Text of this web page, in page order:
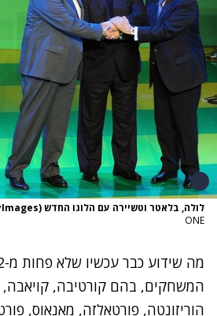
לולה, בלאטר וטשיירה עם הלוגו החדש (GettyImages)
ONE
המשחקים, בהם קורטיבה, קויאבה,
הוריזונטה, פורטאלזה, מאנאוס,